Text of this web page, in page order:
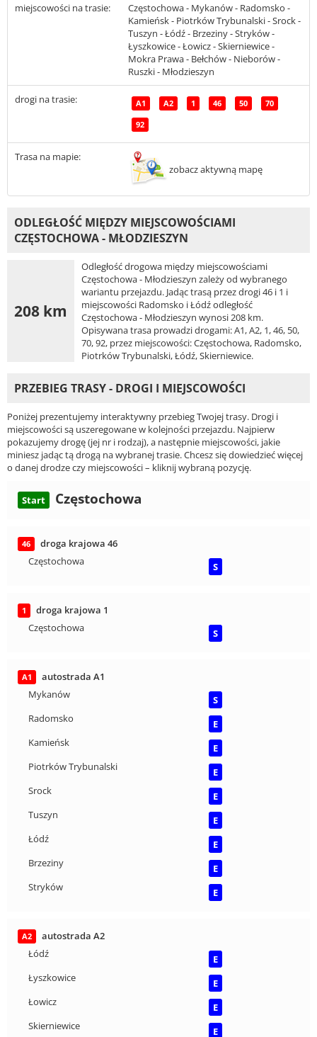
miejscowości na trasie:
Częstochowa - Mykanów - Radomsko -
Kamieńsk - Piotrków Trybunalski - Srock -
Tuszyn - Łódź - Brzeziny - Stryków -
Łyszkowice - Łowicz - Skierniewice -
Mokra Prawa - Bełchów - Nieborów -
Ruszki - Młodzieszyn
drogi na trasie: A1 A2 1 46 50 70
92
Trasa na mapie:
zobacz aktywną mapę
ODLEGŁOŚĆ MIĘDZY MIEJSCOWOŚCIAMI
CZĘSTOCHOWA - MŁODZIESZYN
208 km
Odległość drogowa między miejscowościami
Częstochowa - Młodzieszyn zależy od wybranego
wariantu przejazdu. Jadąc trasą przez drogi 46 i 1 i
miejscowości Radomsko i Łódź odległość
Częstochowa - Młodzieszyn wynosi 208 km.
Opisywana trasa prowadzi drogami: A1, A2, 1, 46, 50,
70, 92, przez miejscowości: Częstochowa, Radomsko,
Piotrków Trybunalski, Łódź, Skierniewice.
PRZEBIEG TRASY - DROGI I MIEJSCOWOŚCI
Poniżej prezentujemy interaktywny przebieg Twojej trasy. Drogi i
miejscowości są uszeregowane w kolejności przejazdu. Najpierw
pokazujemy drogę (jej nr i rodzaj), a następnie miejscowości, jakie
miniesz jadąc tą drogą na wybranej trasie. Chcesz się dowiedzieć więcej
o danej drodze czy miejscowości – kliknij wybraną pozycję.
Start Częstochowa
46
droga krajowa 46
Częstochowa
S
1
droga krajowa 1
Częstochowa
S
A1
autostrada A1
Mykanów
S
Radomsko
E
Kamieńsk
E
Piotrków Trybunalski
E
Srock
E
Tuszyn
E
Łódź
E
Brzeziny
E
Stryków
E
A2
autostrada A2
Łódź
E
Łyszkowice
E
Łowicz
E
Skierniewice
E